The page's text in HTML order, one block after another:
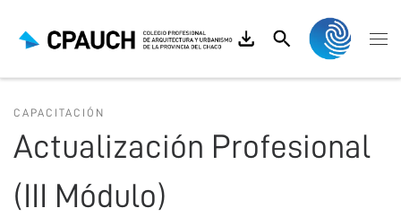
Search
CAPACITACIÓN
Actualización Profesional
(III Módulo)